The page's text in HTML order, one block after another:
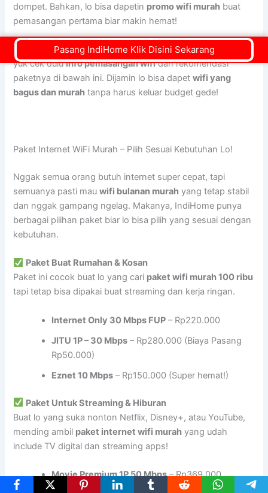
dompet. Bahkan, lo bisa dapetin promo wifi murah buat
pemasangan pertama biar makin hemat!
Jangan sampai salah pilih! Biar lo dapet yang paling pas,
yuk cek duluinfo pemasangan wifidan rekomendasi
paketnya di bawah ini. Dijamin lo bisa dapetwifi yang
bagus dan murah tanpa harus keluar budget gede!
Paket Internet WiFi Murah – Pilih Sesuai Kebutuhan Lo!
Nggak semua orang butuh internet super cepat, tapi
semuanya pasti mauwifi bulanan murah yang tetap stabil
dan nggak gampang ngelag. Makanya, IndiHome punya
berbagai pilihan paket biar lo bisa pilih yang sesuai dengan
kebutuhan.
Paket Buat Rumahan & Kosan
Paket ini cocok buat lo yang cari paket wifi murah 100 ribu
tapi tetap bisa dipakai buat streaming dan kerja ringan.
Internet Only 30 Mbps FUP – Rp220.000
JITU 1P – 30 Mbps – Rp280.000 (Biaya Pasang
Rp50.000)
Eznet 10 Mbps – Rp150.000 (Super hemat!)
Paket Untuk Streaming & Hiburan
Buat lo yang suka nonton Netflix, Disney+, atau YouTube,
mending ambil paket internet wifi murah yang udah
include TV digital dan streaming apps!
Movie Premium 1P 50 Mbps– Rp369.000
Pasang IndiHome Klik Disini Sekarang